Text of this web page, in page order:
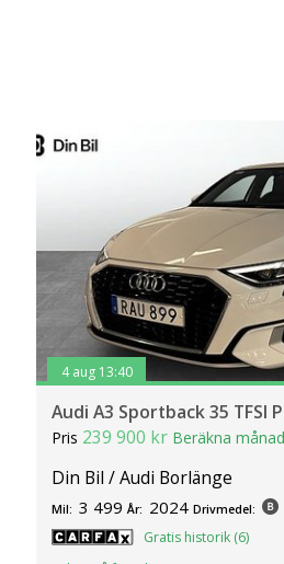
4 aug 13:40
Audi A3 Sportback 35 TFSI
Pris 239 900 kr Beräkna
Din Bil / Audi Borlänge
Mil: 3 499 År: 2024 Drivmedel:
Gratis historik (6)